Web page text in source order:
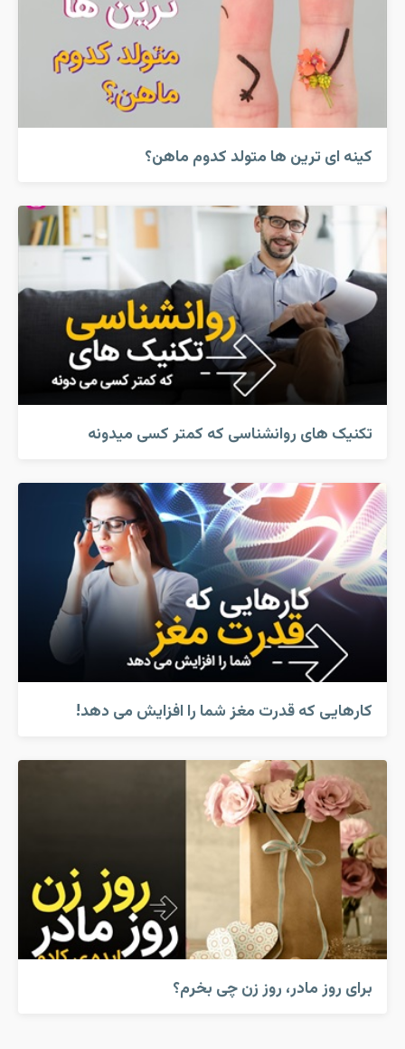
کینه ای ترین ها متولد کدوم ماهن؟
تکنیک های روانشناسی که کمتر کسی میدونه
کارهایی که قدرت مغز شما را افزایش می دهد!
برای روز مادر، روز زن چی بخرم؟